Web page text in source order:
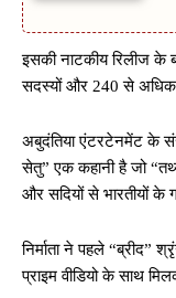
इसकी नाटकीय रिलीज के
सदस्यों और 240 से अधिक
अबुदंतिया एंटरटेनमेंट के
सेतु” एक कहानी है जो
और सदियों से भारतीयों के
निर्माता ने पहले
प्राइम वीडियो के साथ